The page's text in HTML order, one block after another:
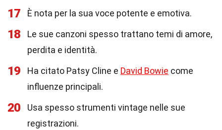
17 È nota per la sua voce potente e emotiva.
18
Le sue canzoni spesso trattano temi di amore,
perdita e identità.
19 Ha citato Patsy Cline e David Bowie come
influenze principali.
20
Usa spesso strumenti vintage nelle sue
registrazioni.